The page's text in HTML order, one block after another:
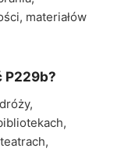
materiałów
P229b?